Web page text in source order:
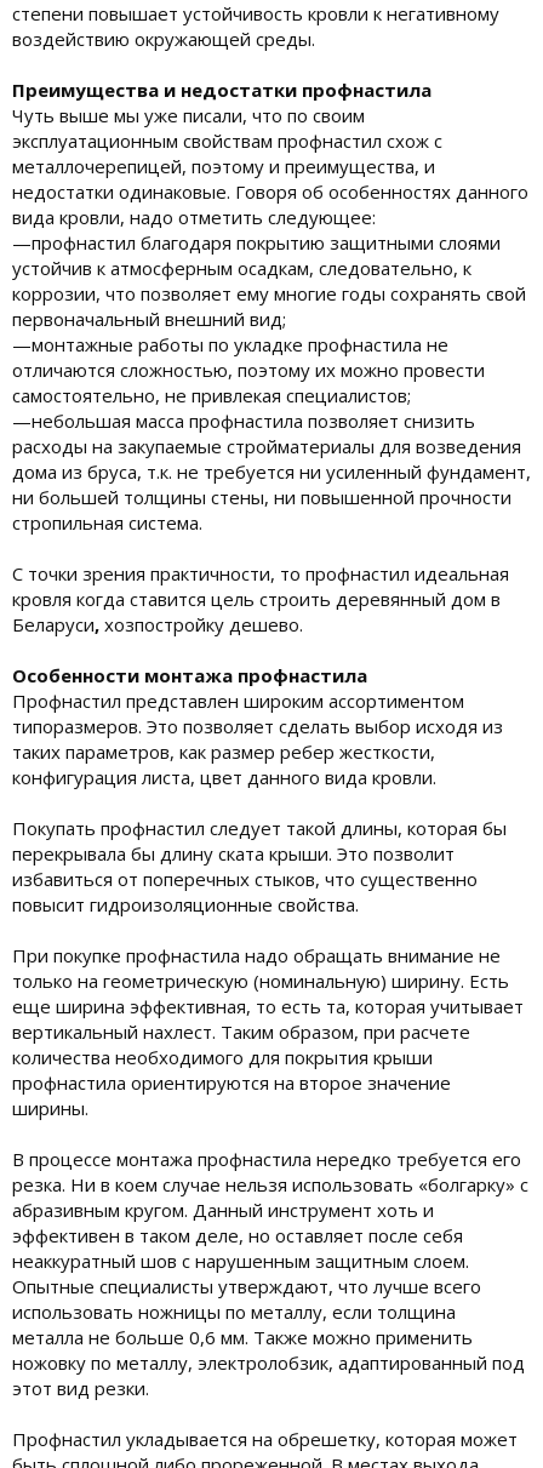
степени повышает устойчивость кровли к негативному
воздействию окружающей среды.
Преимущества и недостатки профнастила
Чуть выше мы уже писали, что по своим
эксплуатационным свойствам профнастил схож с
металлочерепицей, поэтому и преимущества, и
недостатки одинаковые. Говоря об особенностях данного
вида кровли, надо отметить следующее:
—профнастил благодаря покрытию защитными слоями
устойчив к атмосферным осадкам, следовательно, к
коррозии, что позволяет ему многие годы сохранять свой
первоначальный внешний вид;
—монтажные работы по укладке профнастила не
отличаются сложностью, поэтому их можно провести
самостоятельно, не привлекая специалистов;
—небольшая масса профнастила позволяет снизить
расходы на закупаемые стройматериалы для возведения
дома из бруса, т.к. не требуется ни усиленный фундамент,
ни большей толщины стены, ни повышенной прочности
стропильная система.
С точки зрения практичности, то профнастил идеальная
кровля когда ставится цель строить деревянный дом в
Беларуси, хозпостройку дешево.
Особенности монтажа профнастила
Профнастил представлен широким ассортиментом
типоразмеров. Это позволяет сделать выбор исходя из
таких параметров, как размер ребер жесткости,
конфигурация листа, цвет данного вида кровли.
Покупать профнастил следует такой длины, которая бы
перекрывала бы длину ската крыши. Это позволит
избавиться от поперечных стыков, что существенно
повысит гидроизоляционные свойства.
При покупке профнастила надо обращать внимание не
только на геометрическую (номинальную) ширину. Есть
еще ширина эффективная, то есть та, которая учитывает
вертикальный нахлест. Таким образом, при расчете
количества необходимого для покрытия крыши
профнастила ориентируются на второе значение
ширины.
В процессе монтажа профнастила нередко требуется его
резка. Ни в коем случае нельзя использовать «болгарку» с
абразивным кругом. Данный инструмент хоть и
эффективен в таком деле, но оставляет после себя
неаккуратный шов с нарушенным защитным слоем.
Опытные специалисты утверждают, что лучше всего
использовать ножницы по металлу, если толщина
металла не больше 0,6 мм. Также можно применить
ножовку по металлу, электролобзик, адаптированный под
этот вид резки.
Профнастил укладывается на обрешетку, которая может